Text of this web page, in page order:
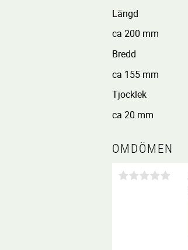
Längd
ca 200 mm
Bredd
ca 155 mm
Tjocklek
ca 20 mm
OMDÖMEN